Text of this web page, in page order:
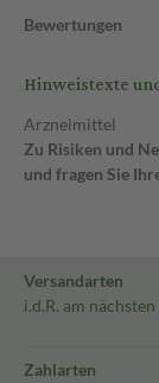
Bewertungen
Hinweistexte
Arzneimittel
Zu Risiken und
und fragen Sie
Versandarten
i.d.R. am
Zahlarten